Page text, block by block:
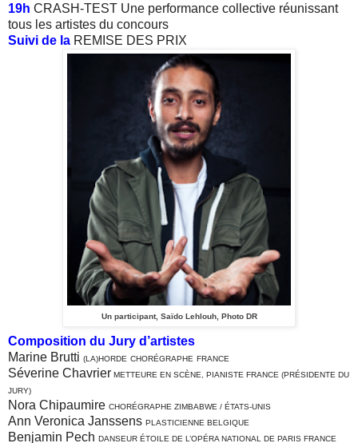
19h CRASH-TEST Une performance collective réunissant
tous les artistes du concours
Suivi de la REMISE DES PRIX
Un participant, Saïdo Lehlouh, Photo DR
Composition du Jury d’artistes
Marine Brutti (LA)HORDE CHORÉGRAPHE FRANCE
Séverine Chavrier METTEURE EN SCÈNE, PIANISTE FRANCE (PRÉSIDENTE DU
JURY)
Nora Chipaumire CHORÉGRAPHE ZIMBABWE / ÉTATS-UNIS
Ann Veronica Janssens PLASTICIENNE BELGIQUE
Benjamin Pech DANSEUR ÉTOILE DE L’OPÉRA NATIONAL DE PARIS FRANCE